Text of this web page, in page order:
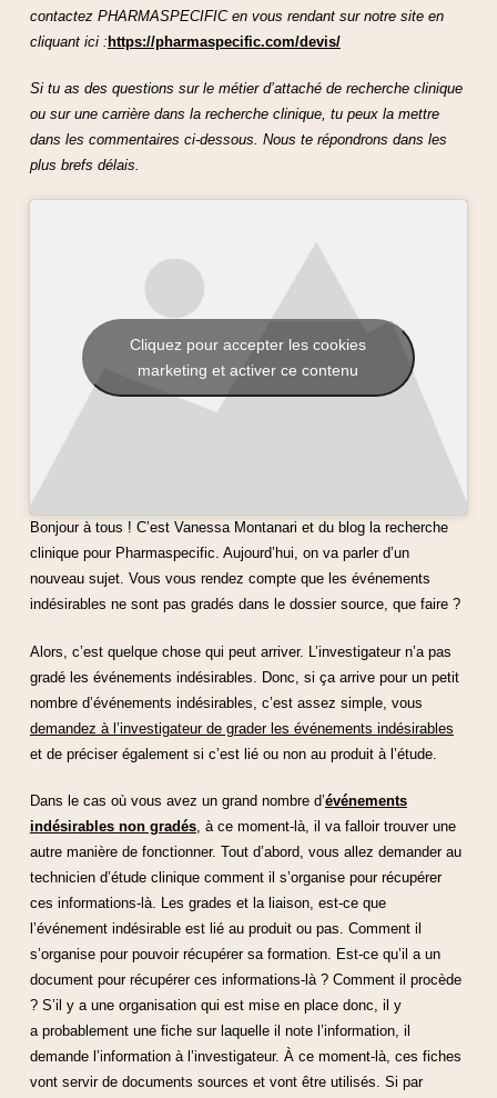
contactez PHARMASPECIFIC en vous rendant sur notre site en
cliquant ici : https://pharmaspecific.com/devis/
Si tu as des questions sur le métier d’attaché de recherche clinique
ou sur une carrière dans la recherche clinique, tu peux la mettre
dans les commentaires ci-dessous. Nous te répondrons dans les
plus brefs délais.
Cliquez pour accepter les cookies
marketing et activer ce contenu
Bonjour à tous ! C’est Vanessa Montanari et du blog la recherche
clinique pour Pharmaspecific. Aujourd’hui, on va parler d’un
nouveau sujet. Vous vous rendez compte que les événements
indésirables ne sont pas gradés dans le dossier source, que faire ?
Alors, c’est quelque chose qui peut arriver. L’investigateur n’a pas
gradé les événements indésirables. Donc, si ça arrive pour un petit
nombre d’événements indésirables, c’est assez simple, vous
demandez à l’investigateur de grader les événements indésirables
et de préciser également si c’est lié ou non au produit à l’étude.
Dans le cas où vous avez un grand nombre d’événements
indésirables non gradés, à ce moment-là, il va falloir trouver une
autre manière de fonctionner. Tout d’abord, vous allez demander au
technicien d’étude clinique comment il s’organise pour récupérer
ces informations-là. Les grades et la liaison, est-ce que
l’événement indésirable est lié au produit ou pas. Comment il
s’organise pour pouvoir récupérer sa formation. Est-ce qu’il a un
document pour récupérer ces informations-là ? Comment il procède
? S’il y a une organisation qui est mise en place donc, il y
a probablement une fiche sur laquelle il note l’information, il
demande l’information à l’investigateur. À ce moment-là, ces fiches
vont servir de documents sources et vont être utilisés. Si par